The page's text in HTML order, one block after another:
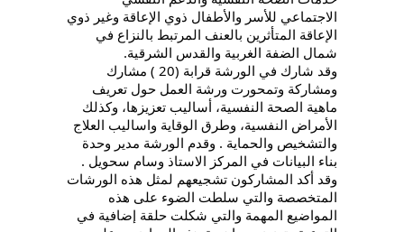
الاجتماعي للأسر والأطفال ذوي الإعاقة وغير ذوي
الإعاقة المتأثرين بالعنف المرتبط بالنزاع في
شمال الضفة الغربية والقدس الشرقية.
وقد شارك في الورشة قرابة (20 ) مشارك
ومشاركة وتمحورت ورشة العمل حول تعريف
ماهية الصحة النفسية، أساليب تعزيزها، وكذلك
الأمراض النفسية، وطرق الوقاية واساليب العلاج
والتشخيص والحماية . وقدم الورشة مدير وحدة
بناء البيانات في المركز الاستاذ وسام سحويل .
وقد أكد المشاركون تشجيعهم لمثل هذه الورشات
المتخصصة والتي سلطت الضوء على هذه
المواضيع المهمة والتي شكلت حلقة إضافية في